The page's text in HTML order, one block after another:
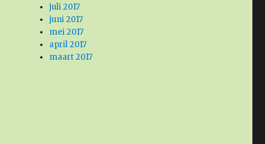
juli 2017
juni 2017
mei 2017
april 2017
maart 2017